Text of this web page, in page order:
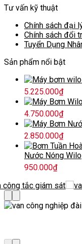
Tư vấn kỹ thuật
Chính sách đại
Chính sách đổi
Tuyển Dụng
Sản phẩm nổi bật
5.225.000₫
4.750.000₫
2.850.000₫
Nước Nóng Wilo
950.000₫